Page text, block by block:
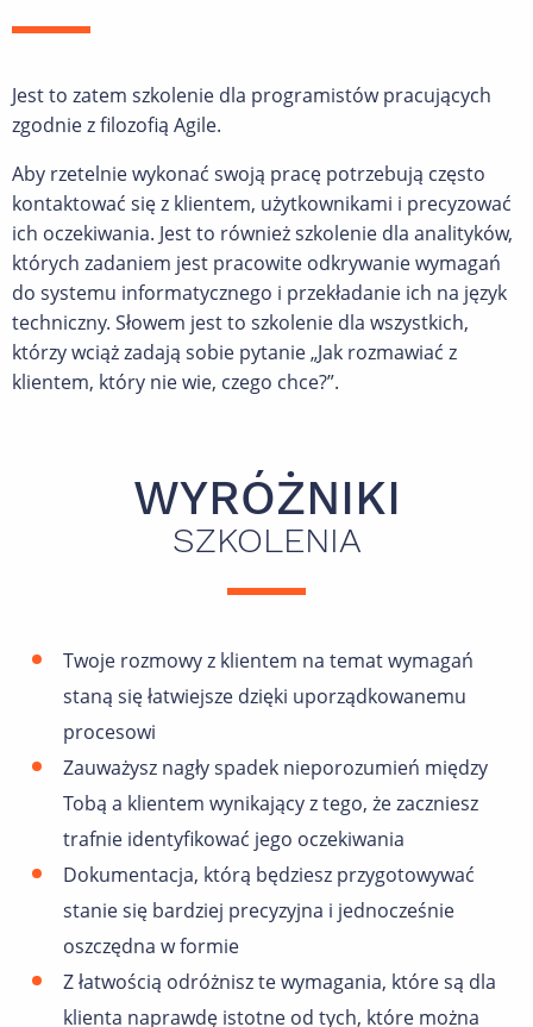
Jest to zatem szkolenie dla programistów pracujących
zgodnie z filozofią Agile.
Aby rzetelnie wykonać swoją pracę potrzebują często
kontaktować się z klientem, użytkownikami i precyzować
ich oczekiwania. Jest to również szkolenie dla analityków,
których zadaniem jest pracowite odkrywanie wymagań
do systemu informatycznego i przekładanie ich na język
techniczny. Słowem jest to szkolenie dla wszystkich,
którzy wciąż zadają sobie pytanie „Jak rozmawiać z
klientem, który nie wie, czego chce?”.
WYRÓŻNIKI
SZKOLENIA
Twoje rozmowy z klientem na temat wymagań
staną się łatwiejsze dzięki uporządkowanemu
procesowi
Zauważysz nagły spadek nieporozumień między
Tobą a klientem wynikający z tego, że zaczniesz
trafnie identyfikować jego oczekiwania
Dokumentacja, którą będziesz przygotowywać
stanie się bardziej precyzyjna i jednocześnie
oszczędna w formie
Z łatwością odróżnisz te wymagania, które są dla
klienta naprawdę istotne od tych, które można